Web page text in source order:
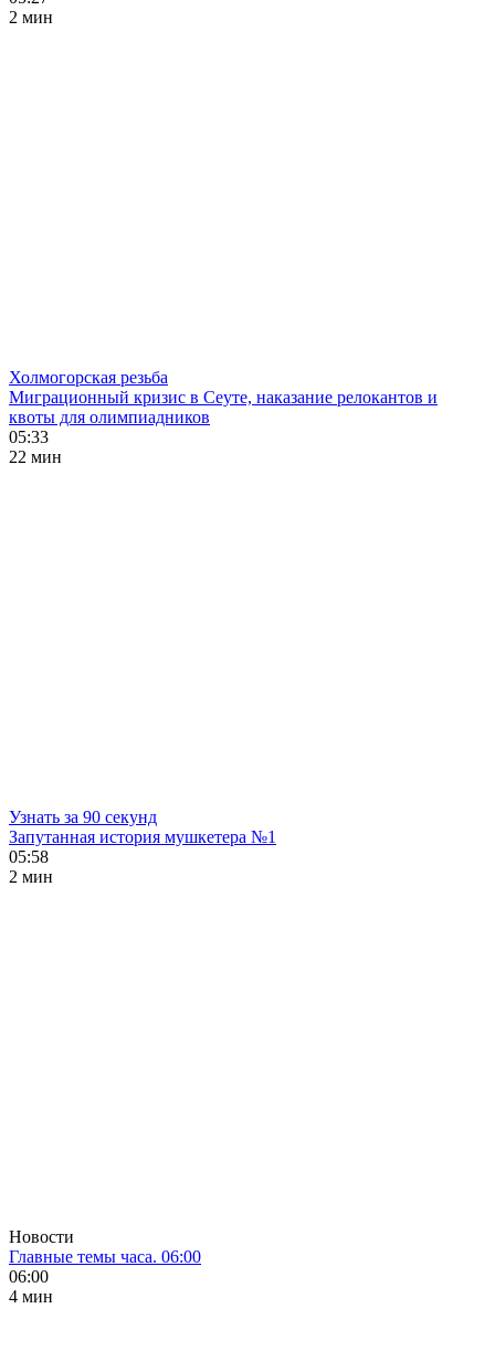
2 мин
Холмогорская резьба
Миграционный кризис в Сеуте, наказание релокантов и
квоты для олимпиадников
05:33
22 мин
Узнать за 90 секунд
Запутанная история мушкетера №1
05:58
2 мин
Новости
Главные темы часа. 06:00
06:00
4 мин